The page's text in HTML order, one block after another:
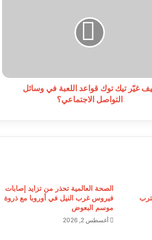
غيّر تيك توك قواعد اللعبة في وسائل
التواصل الاجتماعي؟
الصحة العالمية تحذر من تزايد إصابات
فيروس غرب النيل في أوروبا مع ذروة
موسم البعوض
أغسطس 2, 2026